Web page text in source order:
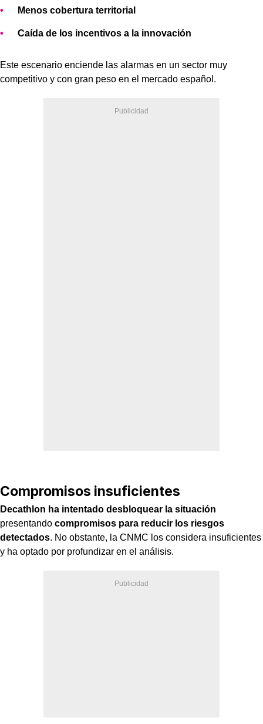
Menos cobertura territorial
Caída de los incentivos a la innovación
Este escenario enciende las alarmas en un sector muy
competitivo y con gran peso en el mercado español.
Compromisos insuficientes
Decathlon ha intentado desbloquear la situación
presentando compromisos para reducir los riesgos
detectados. No obstante, la CNMC los considera insuficientes
y ha optado por profundizar en el análisis.